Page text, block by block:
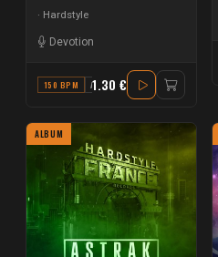
Hardstyle
Devotion
150 BPM A1.30 €
ALBUM